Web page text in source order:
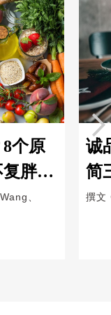
8个原
胖的
、
诚
简
撰文